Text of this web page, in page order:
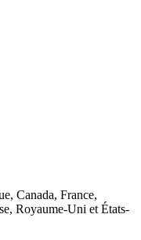
Canada, France,
Royaume-Uni et États-